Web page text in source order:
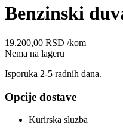
Benzinski
19.200,00 RSD /kom
Nema na lageru
Isporuka 2-5 radnih dana.
Opcije dostave
Kurirska sluzba